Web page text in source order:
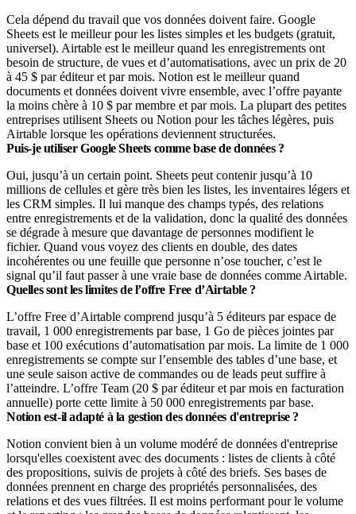
Cela dépend du travail que vos données doivent faire. Google
Sheets est le meilleur pour les listes simples et les budgets (gratuit,
universel). Airtable est le meilleur quand les enregistrements ont
besoin de structure, de vues et d’automatisations, avec un prix de 20
à 45 $ par éditeur et par mois. Notion est le meilleur quand
documents et données doivent vivre ensemble, avec l’offre payante
la moins chère à 10 $ par membre et par mois. La plupart des petites
entreprises utilisent Sheets ou Notion pour les tâches légères, puis
Airtable lorsque les opérations deviennent structurées.
Puis-je utiliser Google Sheets comme base de données ?
Oui, jusqu’à un certain point. Sheets peut contenir jusqu’à 10
millions de cellules et gère très bien les listes, les inventaires légers et
les CRM simples. Il lui manque des champs typés, des relations
entre enregistrements et de la validation, donc la qualité des données
se dégrade à mesure que davantage de personnes modifient le
fichier. Quand vous voyez des clients en double, des dates
incohérentes ou une feuille que personne n’ose toucher, c’est le
signal qu’il faut passer à une vraie base de données comme Airtable.
Quelles sont les limites de l’offre Free d’Airtable ?
L’offre Free d’Airtable comprend jusqu’à 5 éditeurs par espace de
travail, 1 000 enregistrements par base, 1 Go de pièces jointes par
base et 100 exécutions d’automatisation par mois. La limite de 1 000
enregistrements se compte sur l’ensemble des tables d’une base, et
une seule saison active de commandes ou de leads peut suffire à
l’atteindre. L’offre Team (20 $ par éditeur et par mois en facturation
annuelle) porte cette limite à 50 000 enregistrements par base.
Notion est-il adapté à la gestion des données d'entreprise ?
Notion convient bien à un volume modéré de données d'entreprise
lorsqu'elles coexistent avec des documents : listes de clients à côté
des propositions, suivis de projets à côté des briefs. Ses bases de
données prennent en charge des propriétés personnalisées, des
relations et des vues filtrées. Il est moins performant pour le volume